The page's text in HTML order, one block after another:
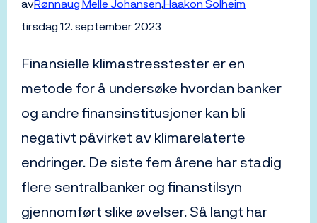
avRønnaug Melle JohansenHaakon Solheim
tirsdag 12. september 2023
Finansielle klimastresstester er en
metode for å undersøke hvordan banker
og andre finansinstitusjoner kan bli
negativt påvirket av klimarelaterte
endringer. De siste fem årene har stadig
flere sentralbanker og finanstilsyn
gjennomført slike øvelser. Så langt har